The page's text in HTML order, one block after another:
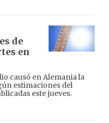
de
en
causó en Alemania la
estimaciones del
este jueves.